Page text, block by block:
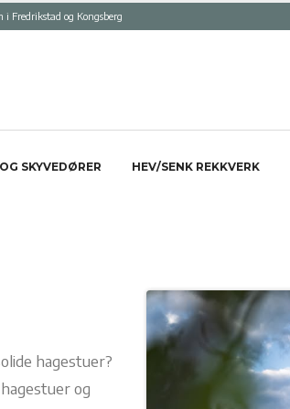
i Fredrikstad og Kongsberg
SKYVEDØRER HEV/SENK REKKVERK
hagestuer?
og